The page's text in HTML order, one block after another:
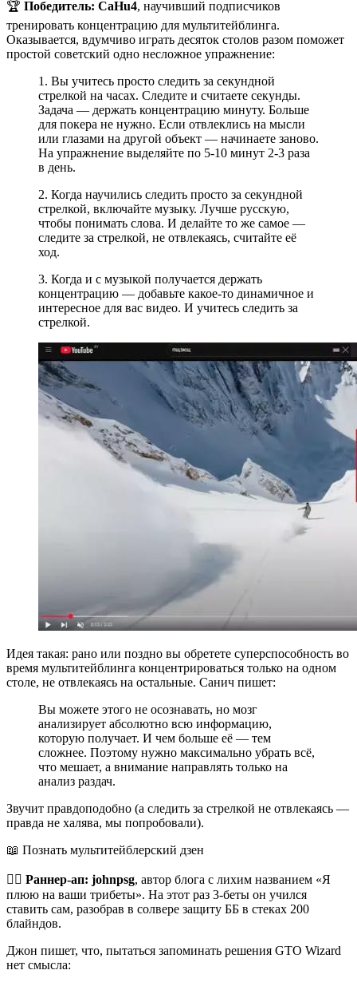
🏆 Победитель: CaHu4, научивший подписчиков
тренировать концентрацию для мультитейблинга.
Оказывается, вдумчиво играть десяток столов разом поможет
простой советский одно несложное упражнение:
1. Вы учитесь просто следить за секундной
стрелкой на часах. Следите и считаете секунды.
Задача — держать концентрацию минуту. Больше
для покера не нужно. Если отвлеклись на мысли
или глазами на другой объект — начинаете заново.
На упражнение выделяйте по 5-10 минут 2-3 раза
в день.
2. Когда научились следить просто за секундной
стрелкой, включайте музыку. Лучше русскую,
чтобы понимать слова. И делайте то же самое —
следите за стрелкой, не отвлекаясь, считайте её
ход.
3. Когда и с музыкой получается держать
концентрацию — добавьте какое-то динамичное и
интересное для вас видео. И учитесь следить за
стрелкой.
Идея такая: рано или поздно вы обретете суперспособность во
время мультитейблинга концентрироваться только на одном
столе, не отвлекаясь на остальные. Санич пишет:
Вы можете этого не осознавать, но мозг
анализирует абсолютно всю информацию,
которую получает. И чем больше её — тем
сложнее. Поэтому нужно максимально убрать всё,
что мешает, а внимание направлять только на
анализ раздач.
Звучит правдоподобно (а следить за стрелкой не отвлекаясь —
правда не халява, мы попробовали).
📖 Познать мультитейблерский дзен
🏃‍♂️ Раннер-ап: johnpsg, автор блога с лихим названием «Я
плюю на ваши трибеты». На этот раз 3-беты он учился
ставить сам, разобрав в солвере защиту ББ в стеках 200
блайндов.
Джон пишет, что, пытаться запоминать решения GTO Wizard
нет смысла: